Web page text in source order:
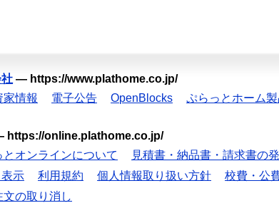
— https://www.plathome.co.jp/
家情報 電子公告 OpenBlocks ぷらっとホーム製
https://online.plathome.co.jp/
とオンラインについて 見積書・納品書・請求書の
示
利用規約 個人情報取り扱い方針 校費・公
文の取り消し